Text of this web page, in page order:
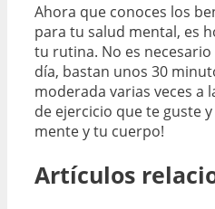
Ahora que conoces los
para tu salud mental, es
tu rutina. No es
día, bastan unos 30
moderada varias veces a
de ejercicio que te guste
mente y tu cuerpo!
Artículos